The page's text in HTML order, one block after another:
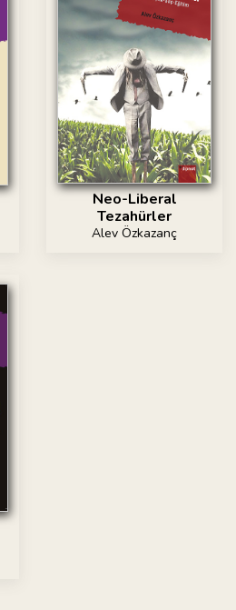
Neo-Liberal
Tezahürler
Alev Özkazanç